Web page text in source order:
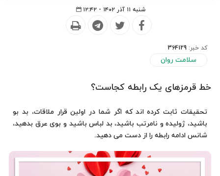
شنبه ۱۱ آذر ۱۴۰۲ - ۱۲:۴۲
کد خبر: 364129
سلامت روان
خط قرمزهای یک رابطه کجاست؟
تحقیقات ثابت کرده اند که اگر شما در اولین قرار ملاقات، بد بو
باشید، ژولیده و نامرتب باشید، بد لباس باشید و بوی عرق بدهید،
شانس ادامه رابطه را از دست می دهید.